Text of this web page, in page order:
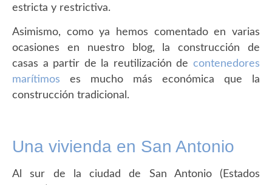
estricta y restrictiva.
Asimismo, como ya hemos comentado en varias
ocasiones en nuestro blog, la construcción de
casas a partir de la reutilización de contenedores
marítimos es mucho más económica que la
construcción tradicional.
Una vivienda en San Antonio
Al sur de la ciudad de San Antonio (Estados